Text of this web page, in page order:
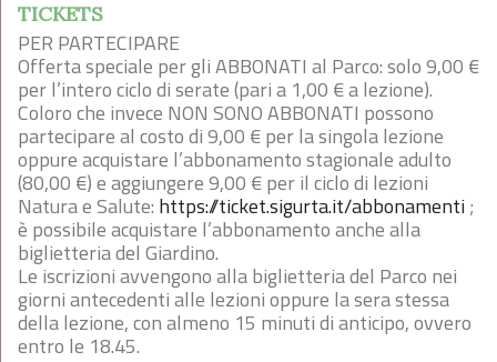
TICKETS
PER PARTECIPARE
Offerta speciale per gli ABBONATI al Parco: solo 9,00 €
per l’intero ciclo di serate (pari a 1,00 € a lezione).
Coloro che invece NON SONO ABBONATI possono
partecipare al costo di 9,00 € per la singola lezione
oppure acquistare l’abbonamento stagionale adulto
(80,00 €) e aggiungere 9,00 € per il ciclo di lezioni
Natura e Salute: https://ticket.sigurta.it/abbonamenti;
è possibile acquistare l’abbonamento anche alla
biglietteria del Giardino.
Le iscrizioni avvengono alla biglietteria del Parco nei
giorni antecedenti alle lezioni oppure la sera stessa
della lezione, con almeno 15 minuti di anticipo, ovvero
entro le 18.45.